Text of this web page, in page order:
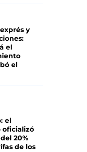
y
el
el
el
oficializó
20%
de los